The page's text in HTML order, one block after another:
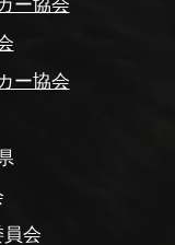
ー協会
会